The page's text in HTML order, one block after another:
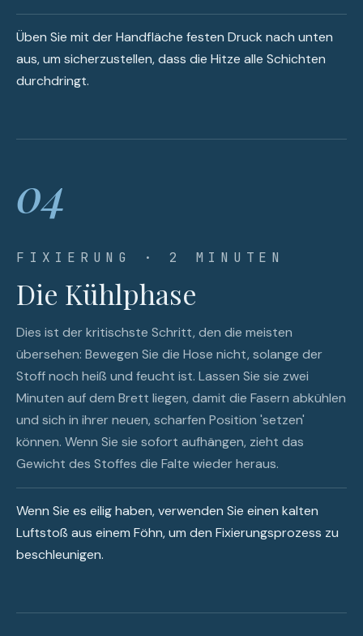
Üben Sie mit der Handfläche festen Druck nach unten
aus, um sicherzustellen, dass die Hitze alle Schichten
durchdringt.
04
FIXIERUNG · 2 MINUTEN
Die Kühlphase
Dies ist der kritischste Schritt, den die meisten
übersehen: Bewegen Sie die Hose nicht, solange der
Stoff noch heiß und feucht ist. Lassen Sie sie zwei
Minuten auf dem Brett liegen, damit die Fasern abkühlen
und sich in ihrer neuen, scharfen Position 'setzen'
können. Wenn Sie sie sofort aufhängen, zieht das
Gewicht des Stoffes die Falte wieder heraus.
Wenn Sie es eilig haben, verwenden Sie einen kalten
Luftstoß aus einem Föhn, um den Fixierungsprozess zu
beschleunigen.